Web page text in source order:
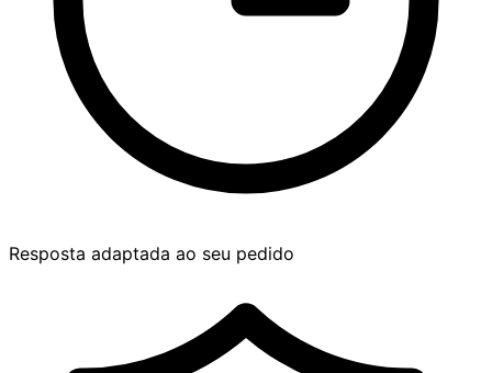
Resposta adaptada ao seu pedido